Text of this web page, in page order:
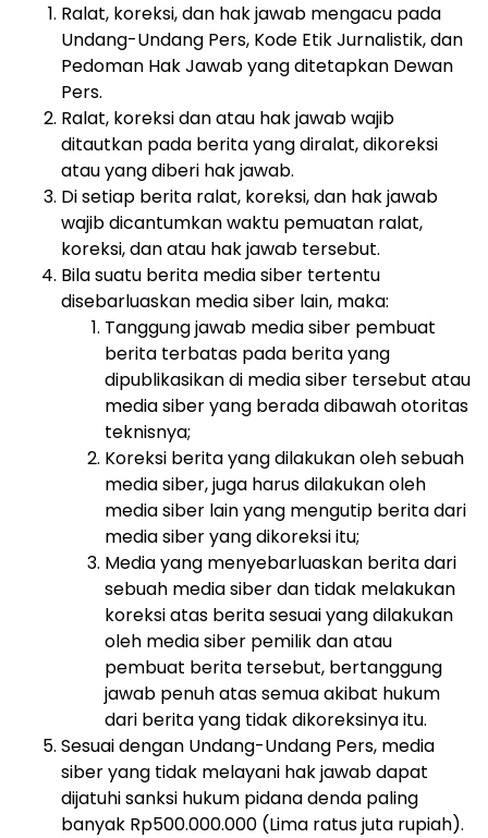
Ralat, koreksi, dan hak jawab mengacu pada
Undang-Undang Pers, Kode Etik Jurnalistik, dan
Pedoman Hak Jawab yang ditetapkan Dewan
Pers.
Ralat, koreksi dan atau hak jawab wajib
ditautkan pada berita yang diralat, dikoreksi
atau yang diberi hak jawab.
Di setiap berita ralat, koreksi, dan hak jawab
wajib dicantumkan waktu pemuatan ralat,
koreksi, dan atau hak jawab tersebut.
Bila suatu berita media siber tertentu
disebarluaskan media siber lain, maka:
Tanggung jawab media siber pembuat
berita terbatas pada berita yang
dipublikasikan di media siber tersebut atau
media siber yang berada dibawah otoritas
teknisnya;
Koreksi berita yang dilakukan oleh sebuah
media siber, juga harus dilakukan oleh
media siber lain yang mengutip berita dari
media siber yang dikoreksi itu;
Media yang menyebarluaskan berita dari
sebuah media siber dan tidak melakukan
koreksi atas berita sesuai yang dilakukan
oleh media siber pemilik dan atau
pembuat berita tersebut, bertanggung
jawab penuh atas semua akibat hukum
dari berita yang tidak dikoreksinya itu.
Sesuai dengan Undang-Undang Pers, media
siber yang tidak melayani hak jawab dapat
dijatuhi sanksi hukum pidana denda paling
banyak Rp500.000.000 (Lima ratus juta rupiah).